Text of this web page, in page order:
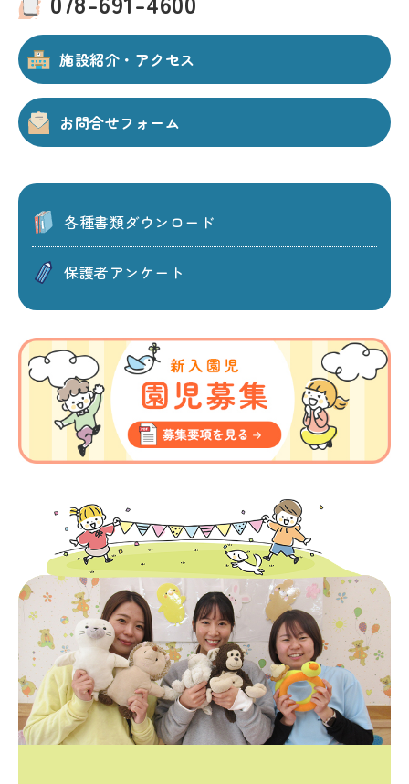
施設紹介・アクセス
お問合せフォーム
各種書類ダウンロード
保護者アンケート